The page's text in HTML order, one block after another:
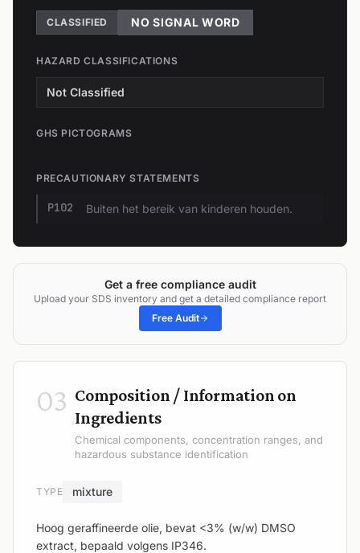
CLASSIFIED NO SIGNAL WORD
HAZARD CLASSIFICATIONS
Not Classified
GHS PICTOGRAMS
PRECAUTIONARY STATEMENTS
P102 Buiten het bereik van kinderen houden.
Get a free compliance audit
Upload your SDS inventory and get a detailed compliance report
Free Audit
03 Composition / Information on
Ingredients
Chemical components, concentration ranges, and
hazardous substance identification
TYPE mixture
Hoog geraffineerde olie, bevat <3% (w/w) DMSO
extract, bepaald volgens IP346.